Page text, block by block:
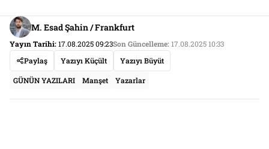
M. Esad Şahin / Frankfurt
Yayın Tarihi:17.08.2025 09:23Son Güncelleme:17.08.2025 10:33
Paylaş
Yazıyı Küçült Yazıyı Büyüt
GÜNÜN YAZILARI Manşet Yazarlar